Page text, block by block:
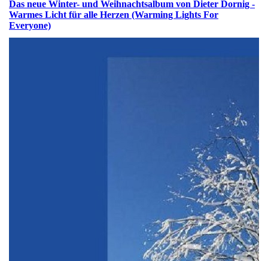
Das neue Winter- und Weihnachtsalbum von Dieter Dornig -
Warmes Licht für alle Herzen (Warming Lights For
Everyone)